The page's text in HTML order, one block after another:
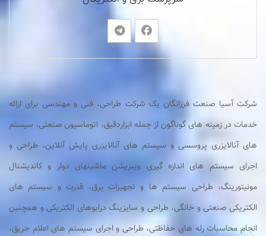
شرکت آسیا صنعت فرزانگان یک شرکت طراحی، فنی و مهندسی برای ارائه
خدمات در زمینه های گوناگون از جمله ابزاردقیق، اتوماسیون صنعتی، سیستم
های آنالایزری پروسسی و سیستم های آنالایزری پایش آنلاین، طراحی و
اجرای سیستم های اندازه گیری ویبریشن ماشینهای دوار و کاندیشنال
مونیتورینگ، طراحی سیستم ها و تجهیزات برق، قدرت و سیستم های
الکتریکی صنعتی و خانگی، طراحی و سایزینگ درایوهای الکتریکی و همچنین
انجام محاسبات رله های حفاظتی، طراحی و اجرای سیستم های اعلام حریق،